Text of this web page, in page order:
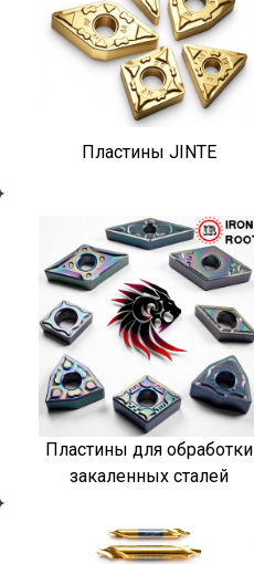
Пластины JINTE
Пластины для обработки
закаленных сталей